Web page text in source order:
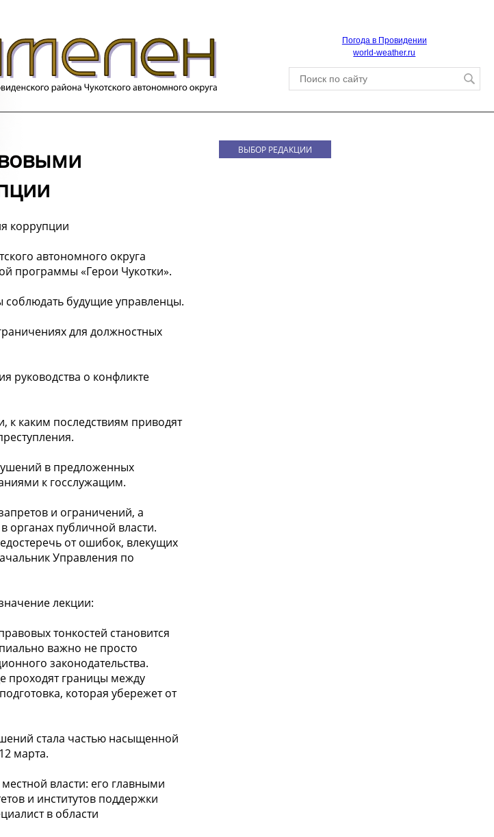
Погода в Провидении
world-weather.ru
коррупции
автономного округа
программы «Герои Чукотки».
соблюдать будущие управленцы.
для должностных
руководства о конфликте
каким последствиям приводят
в предложенных
к госслужащим.
и ограничений, а
органах публичной власти.
от ошибок, влекущих
Управления по
лекции:
тонкостей становится
важно не просто
законодательства.
проходят границы между
которая убережет от
стала частью насыщенной
марта.
власти: его главными
и институтов поддержки
в области
ВЫБОР РЕДАКЦИИ